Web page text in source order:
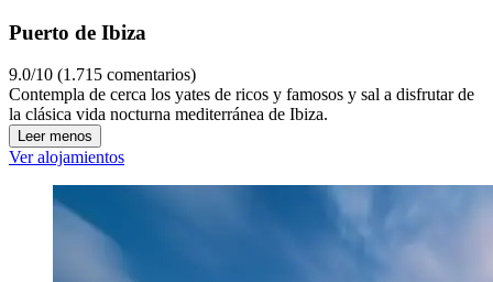
Puerto de Ibiza
9.0/10 (1.715 comentarios)
Contempla de cerca los yates de ricos y famosos y sal a disfrutar de
la clásica vida nocturna mediterránea de Ibiza.
Leer menos
Ver alojamientos